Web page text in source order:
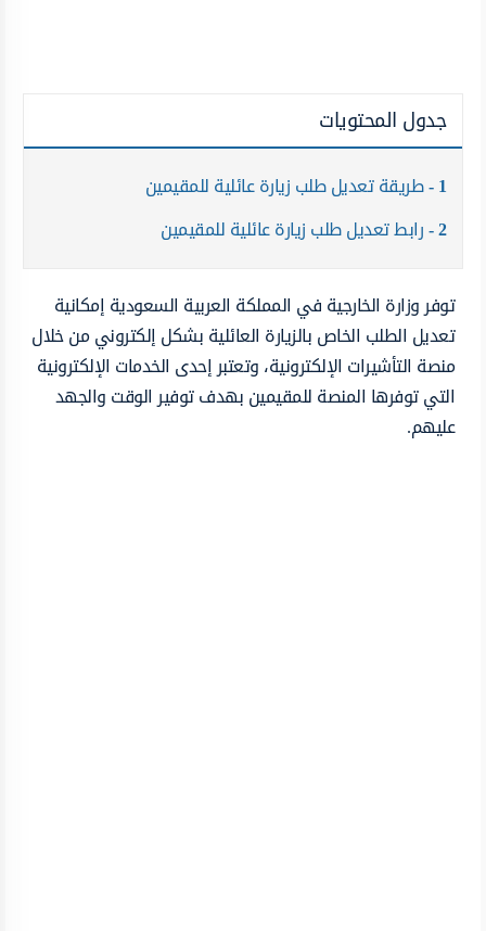
جدول المحتويات
1 طريقة تعديل طلب زيارة عائلية للمقيمين
2 رابط تعديل طلب زيارة عائلية للمقيمين
توفر وزارة الخارجية في المملكة العربية السعودية إمكانية
تعديل الطلب الخاص بالزيارة العائلية بشكل إلكتروني من خلال
منصة التأشيرات الإلكترونية، وتعتبر إحدى الخدمات الإلكترونية
التي توفرها المنصة للمقيمين بهدف توفير الوقت والجهد
عليهم.